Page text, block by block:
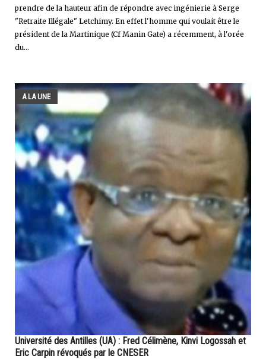
prendre de la hauteur afin de répondre avec ingénierie à Serge
"Retraite Illégale" Letchimy. En effet l'homme qui voulait être le
président de la Martinique (Cf Manin Gate) a récemment, à l'orée
du...
A LA UNE
Université des Antilles (UA) : Fred Célimène, Kinvi Logossah et
Eric Carpin révoqués par le CNESER